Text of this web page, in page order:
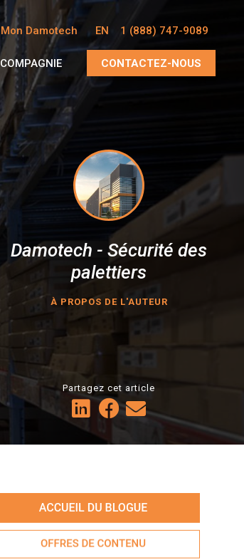
Mon Damotech 1 (888) 747-9089
EN
COMPAGNIE CONTACTEZ-NOUS
Damotech - Sécurité des
palettiers
À PROPOS DE L'AUTEUR
Partagez cet article